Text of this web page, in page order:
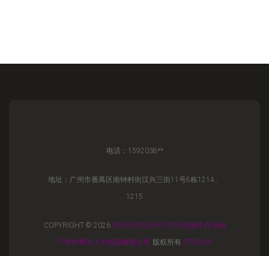
电话：1592038**
地址：广州市番禺区南钟村街汉兴三街11号8栋1214、
1215
COPYRIGHT © 2026 WWW.XIYUEHR.COM 职业中介活动
广州市希月人力资源有限公司 版权所有 SITEMAP